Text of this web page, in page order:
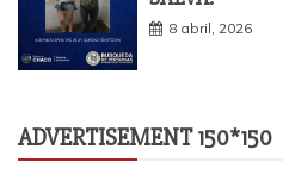
8 abril, 2026
ADVERTISEMENT 150*150